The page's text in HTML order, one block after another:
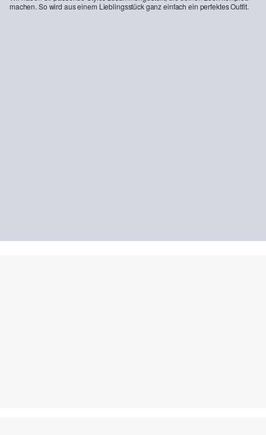
machen. So wird aus einem Lieblingsstück ganz einfach ein perfektes Outfit.